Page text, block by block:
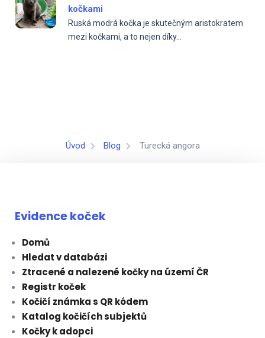
kočkami
Ruská modrá kočka je skutečným aristokratem
mezi kočkami, a to nejen díky...
Úvod Blog Turecká angora
Evidence koček
Domů
Hledat v databázi
Ztracené a nalezené kočky na území ČR
Registr koček
Kočičí známka s QR kódem
Katalog kočičích subjektů
Kočky k adopci